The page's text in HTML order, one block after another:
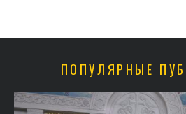
ПОПУЛЯРНЫЕ